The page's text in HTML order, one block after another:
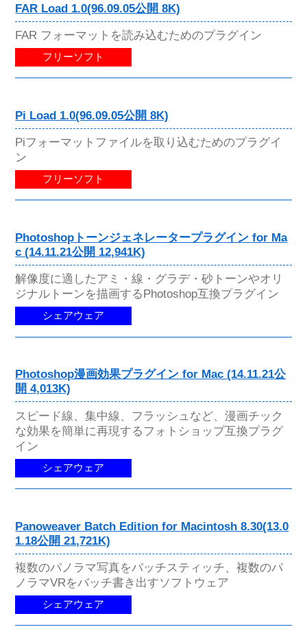
FAR Load 1.0(96.09.05公開 8K)
FAR フォーマットを読み込むためのプラグイン
フリーソフト
Pi Load 1.0(96.09.05公開 8K)
Piフォーマットファイルを取り込むためのプラグイ
ン
フリーソフト
Photoshopトーンジェネレータープラグイン for Ma
c (14.11.21公開 12,941K)
解像度に適したアミ・線・グラデ・砂トーンやオリ
ジナルトーンを描画するPhotoshop互換プラグイン
シェアウェア
Photoshop漫画効果プラグイン for Mac (14.11.21公
開 4,013K)
スピード線、集中線、フラッシュなど、漫画チック
な効果を簡単に再現するフォトショップ互換プラグ
イン
シェアウェア
Panoweaver Batch Edition for Macintosh 8.30(13.0
1.18公開 21,721K)
複数のパノラマ写真をバッチスティッチ、複数のパ
ノラマVRをバッチ書き出すソフトウェア
シェアウェア